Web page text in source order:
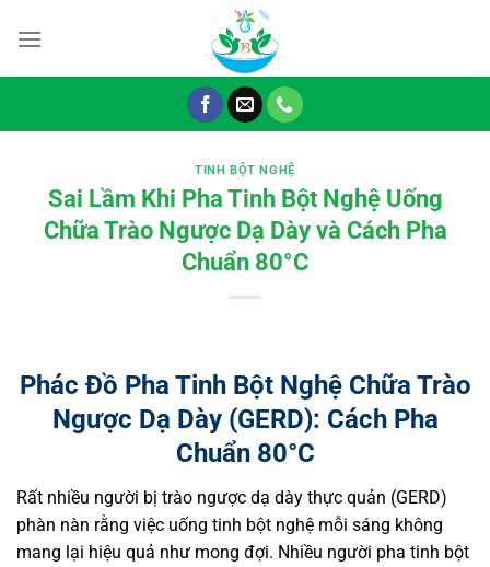
đến
TINH BỘT NGHỆ
Sai Lầm Khi Pha Tinh Bột Nghệ Uống
Chữa Trào Ngược Dạ Dày và Cách Pha
Chuẩn 80°C
Phác Đồ Pha Tinh Bột Nghệ Chữa Trào
Ngược Dạ Dày (GERD): Cách Pha
Chuẩn 80°C
Rất nhiều người bị trào ngược dạ dày thực quản (GERD)
phàn nàn rằng việc uống tinh bột nghệ mỗi sáng không
mang lại hiệu quả như mong đợi. Nhiều người pha tinh bột